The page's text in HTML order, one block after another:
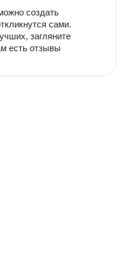
создать
сами.
загляните
есть отзывы